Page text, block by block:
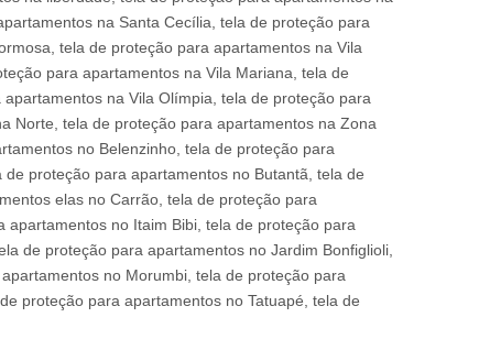
na Santa Cecília, tela de proteção para
tela de proteção para apartamentos na Vila
para apartamentos na Vila Mariana, tela de
na Vila Olímpia, tela de proteção para
Norte, tela de proteção para apartamentos na Zona
no Belenzinho, tela de proteção para
proteção para apartamentos no Butantã, tela de
elas no Carrão, tela de proteção para
no Itaim Bibi, tela de proteção para
de proteção para apartamentos no Jardim Bonfiglioli,
no Morumbi, tela de proteção para
proteção para apartamentos no Tatuapé, tela de